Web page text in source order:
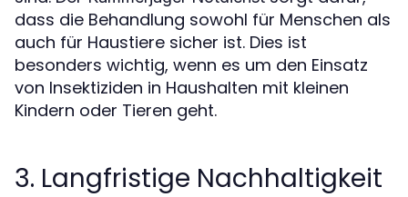
dass die Behandlung sowohl für Menschen als
auch für Haustiere sicher ist. Dies ist
besonders wichtig, wenn es um den Einsatz
von Insektiziden in Haushalten mit kleinen
Kindern oder Tieren geht.
3. Langfristige Nachhaltigkeit